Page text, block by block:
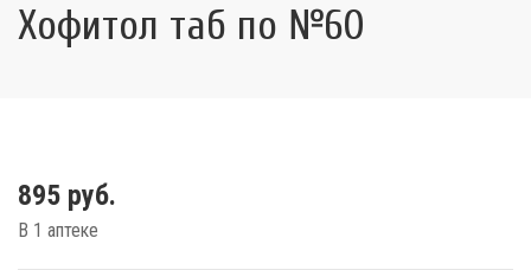
Хофитол таб по №60
895 руб.
В 1 аптеке